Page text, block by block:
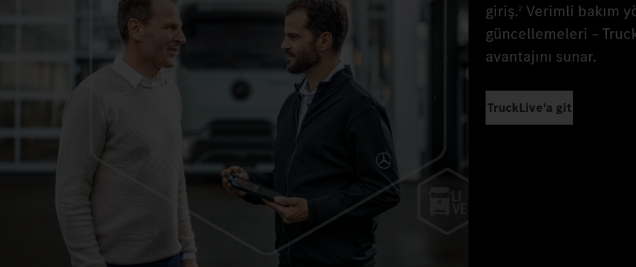
giriş.2 Verimli bakım
güncellemeleri –
avantajını sunar.
TruckLive'a git